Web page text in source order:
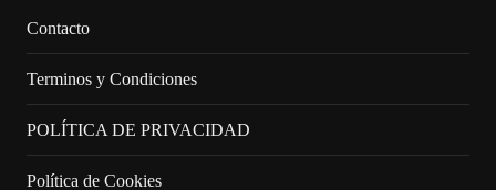
Contacto
Terminos y Condiciones
POLÍTICA DE PRIVACIDAD
Política de Cookies